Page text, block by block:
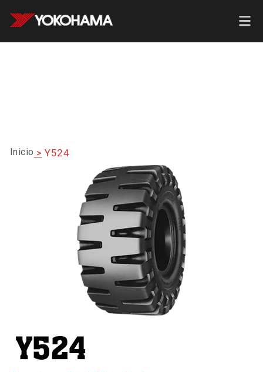
Inicio > Y524